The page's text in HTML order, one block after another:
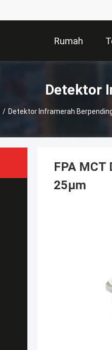
Rumah
Detektor
/ Detektor Inframerah
FPA
25μm